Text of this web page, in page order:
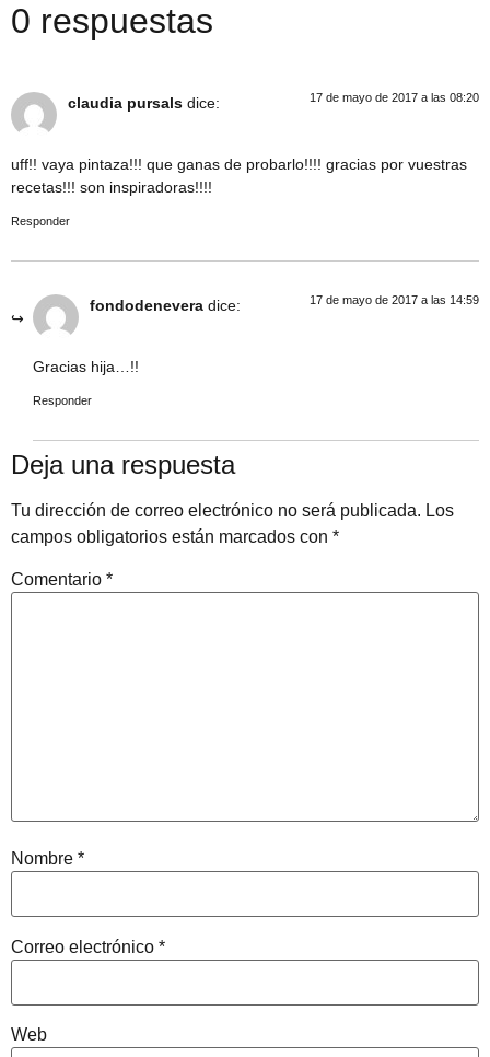
0 respuestas
claudia pursals dice: 17 de mayo de 2017 a las 08:20
uff!! vaya pintaza!!! que ganas de probarlo!!!! gracias por vuestras
recetas!!! son inspiradoras!!!!
Responder
fondodenevera dice: 17 de mayo de 2017 a las 14:59
Gracias hija…!!
Responder
Deja una respuesta
Tu dirección de correo electrónico no será publicada. Los
campos obligatorios están marcados con *
Comentario *
Nombre *
Correo electrónico *
Web